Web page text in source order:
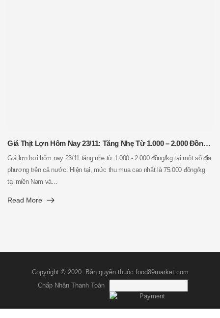
Giá Thịt Lợn Hôm Nay 23/11: Tăng Nhẹ Từ 1.000 – 2.000 Đồng/Kg Tại Một Số Địa Phương
Giá lợn hơi hôm nay 23/11 tăng nhẹ từ 1.000 - 2.000 đồng/kg tại một số địa
phương trên cả nước. Hiện tại, mức thu mua cao nhất là 75.000 đồng/kg
tại miền Nam và…
Read More
Copyright © 2020. Bản quyền thuộc food89market.com
Chấp Nhận Thanh Toán